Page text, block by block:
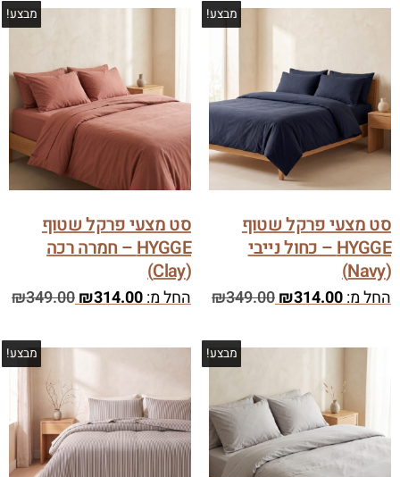
מבצע!
סט מצעי פרקל שטוף
HYGGE – כחול נייבי
(Navy)
החל מ: ₪314.00
₪349.00
מבצע!
סט מצעי פרקל שטוף
HYGGE – חמרה רכה
(Clay)
החל מ: ₪314.00
₪349.00
מבצע! מבצע!